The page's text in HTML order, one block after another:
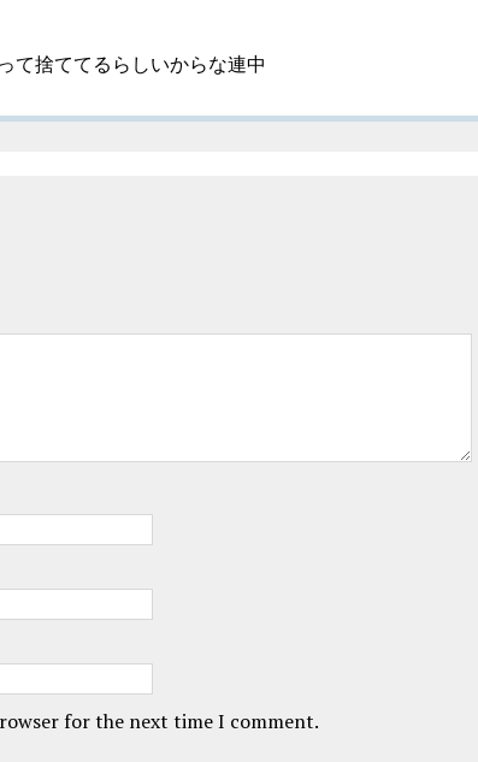
て捨ててるらしいからな連中
for the next time I comment.